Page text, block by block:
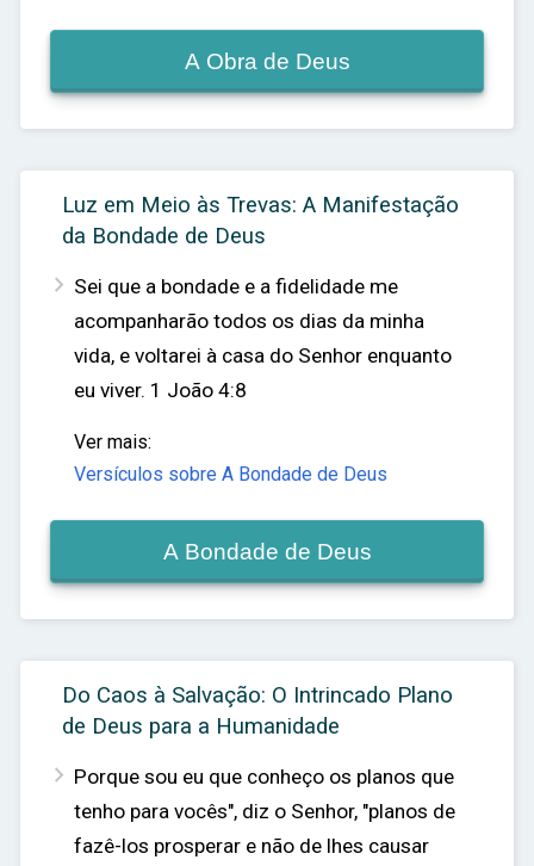
A Obra de Deus
Luz em Meio às Trevas: A Manifestação
da Bondade de Deus
 Sei que a bondade e a fidelidade me
acompanharão todos os dias da minha
vida, e voltarei à casa do Senhor enquanto
eu viver. 1 João 4:8
Ver mais:
Versículos sobre A Bondade de Deus
A Bondade de Deus
Do Caos à Salvação: O Intrincado Plano
de Deus para a Humanidade
 Porque sou eu que conheço os planos que
tenho para vocês", diz o Senhor, "planos de
fazê-los prosperar e não de lhes causar